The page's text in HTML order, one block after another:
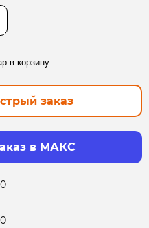
в корзину
заказ
в МАКС